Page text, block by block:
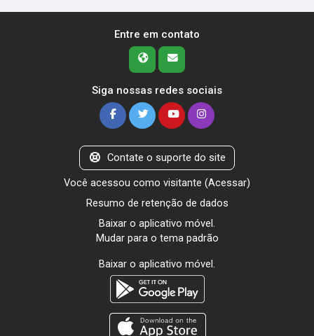
Entre em contato
Siga nossas redes sociais
Contate o suporte do site
Você acessou como visitante (Acessar)
Resumo de retenção de dados
Baixar o aplicativo móvel.
Mudar para o tema padrão
Baixar o aplicativo móvel.